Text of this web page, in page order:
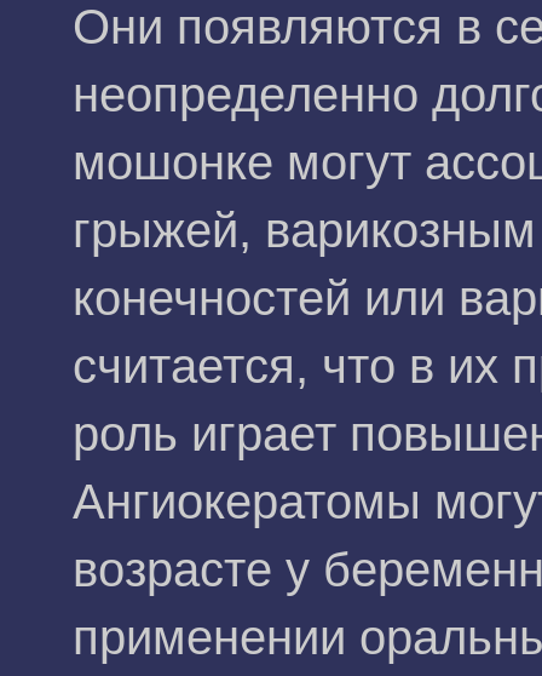
Они появляются в
неопределенно
мошонке могут
грыжей,
конечностей или
считается, что в их
роль играет
Ангиокератомы
возрасте у
применении